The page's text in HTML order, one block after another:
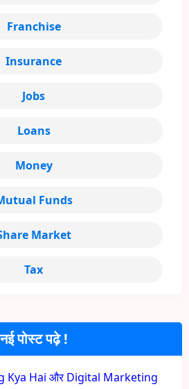
नई पोस्ट पढ़े !
Kya Hai और Digital Marketing
Franchise
Insurance
Jobs
Loans
Money
Funds
Market
Tax